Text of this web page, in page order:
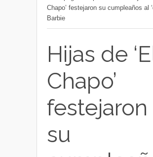
Chapo’ festejaron su cumpleaños al
Barbie
Hijas de
Chapo’
festejaron
su